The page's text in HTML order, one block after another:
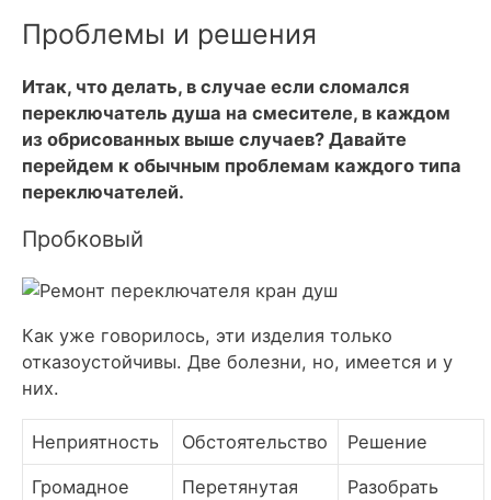
Проблемы и решения
Итак, что делать, в случае если сломался
переключатель душа на смесителе, в каждом
из обрисованных выше случаев? Давайте
перейдем к обычным проблемам каждого типа
переключателей.
Пробковый
Как уже говорилось, эти изделия только
отказоустойчивы. Две болезни, но, имеется и у
них.
Неприятность Обстоятельство Решение
Громадное
Перетянутая
Разобрать